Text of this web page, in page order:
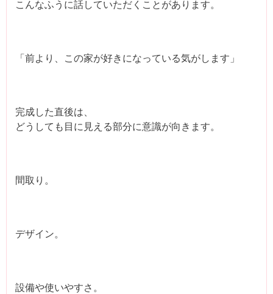
こんなふうに話していただくことがあります。
「前より、この家が好きになっている気がします」
完成した直後は、
どうしても目に見える部分に意識が向きます。
間取り。
デザイン。
設備や使いやすさ。